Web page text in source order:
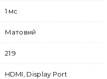
1 мс
Матовий
21:9
HDMI, Display Port